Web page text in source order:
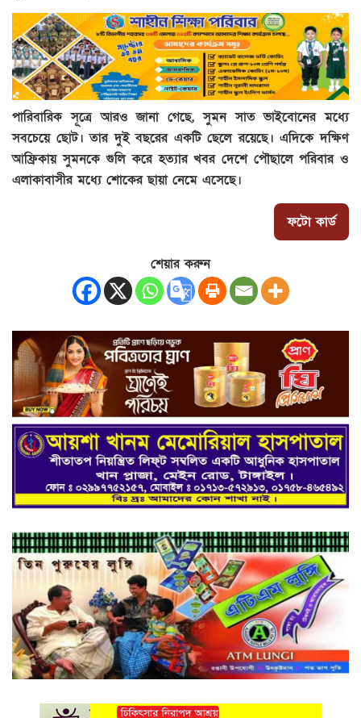
পারিবারিক সূত্রে আরও জানা গেছে, সুমন সাত ভাইবোনের মধ্যে
সবচেয়ে ছোট। তার দুই বছরের একটি ছেলে রয়েছে। এদিকে দক্ষিণ
আফ্রিকায় সুমনকে গুলি করে হত্যার খবর দেশে পৌছালে পরিবার ও
এলাকাবাসীর মধ্যে শোকের ছায়া নেমে এসেছে।
ফটো কার্ড
শেয়ার করুন